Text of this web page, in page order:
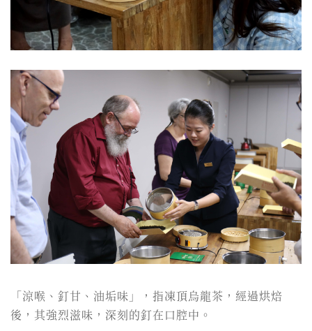
「涼喉、釘甘、油垢味」，指凍頂烏龍茶，經過烘焙
後，其強烈滋味，深刻的釘在口腔中。